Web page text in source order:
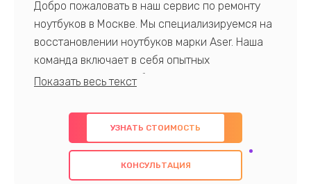
Добро пожаловать в наш сервис по ремонту
ноутбуков в Москве. Мы специализируемся на
восстановлении ноутбуков марки Aser. Наша
команда включает в себя опытных
профессионалов с обширными знаниями и
предлагаем быстрый и качественный ремонт с
использованием оригинальных компонентов, а
также гарантируем качество всех
проведенных работ. Наша цель - предоставить
УЗНАТЬ СТОИМОСТЬ
КОНСУЛЬТАЦИЯ